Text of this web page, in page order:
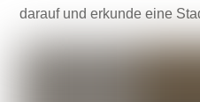
darauf und erkunde eine